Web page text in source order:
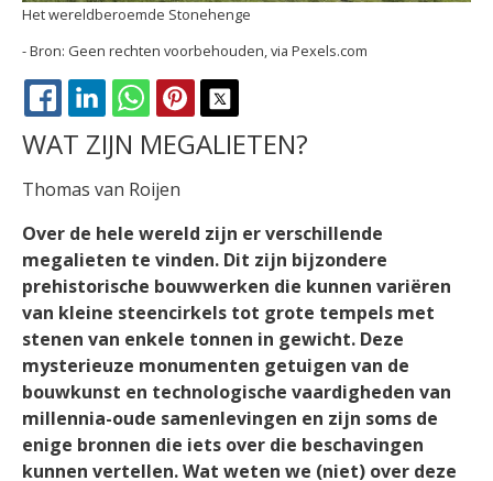
Het wereldberoemde Stonehenge
Geen rechten voorbehouden, via Pexels.com
FACEBOOK
LINKEDINWHATSAPPPINTEREST
WAT ZIJN MEGALIETEN?
Thomas van Roijen
Over de hele wereld zijn er verschillende
megalieten te vinden. Dit zijn bijzondere
prehistorische bouwwerken die kunnen variëren
van kleine steencirkels tot grote tempels met
stenen van enkele tonnen in gewicht. Deze
mysterieuze monumenten getuigen van de
bouwkunst en technologische vaardigheden van
millennia-oude samenlevingen en zijn soms de
enige bronnen die iets over die beschavingen
kunnen vertellen. Wat weten we (niet) over deze